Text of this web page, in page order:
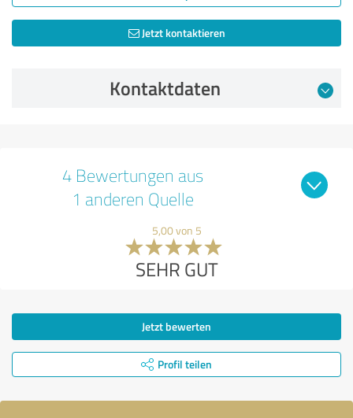
Jetzt kontaktieren
Kontaktdaten
4 Bewertungen aus
1 anderen Quelle
5,00 von 5
SEHR GUT
Jetzt bewerten
Profil teilen